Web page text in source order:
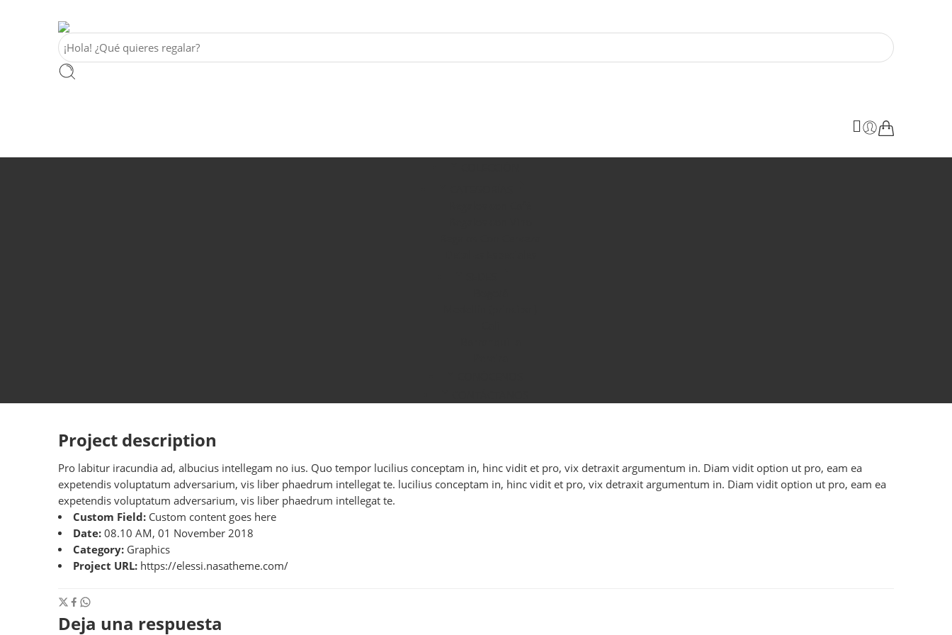
Project description
Pro labitur iracundia ad, albucius intellegam no ius. Quo tempor lucilius conceptam in, hinc vidit et pro, vix detraxit argumentum in. Diam vidit option ut pro, eam ea
expetendis voluptatum adversarium, vis liber phaedrum intellegat te. lucilius conceptam in, hinc vidit et pro, vix detraxit argumentum in. Diam vidit option ut pro, eam ea
expetendis voluptatum adversarium, vis liber phaedrum intellegat te.
Custom Field:Custom content goes here
Date:08.10 AM, 01 November 2018
Category: Graphics
Project URL: https://elessi.nasatheme.com/
Deja una respuesta